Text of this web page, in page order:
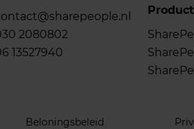
2080802
13527940
Beloningsbeleid